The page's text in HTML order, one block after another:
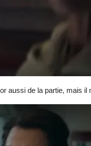
aussi de la partie, mais il